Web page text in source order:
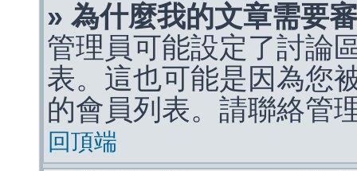
» 為什麼我的文章需要
管理員可能設定了討論
表。這也可能是因為您
的會員列表。請聯絡管
回頂端